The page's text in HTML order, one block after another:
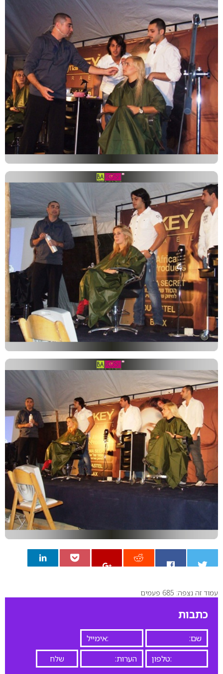
0
עמוד זה נצפה: 685 פעמים
כתבות